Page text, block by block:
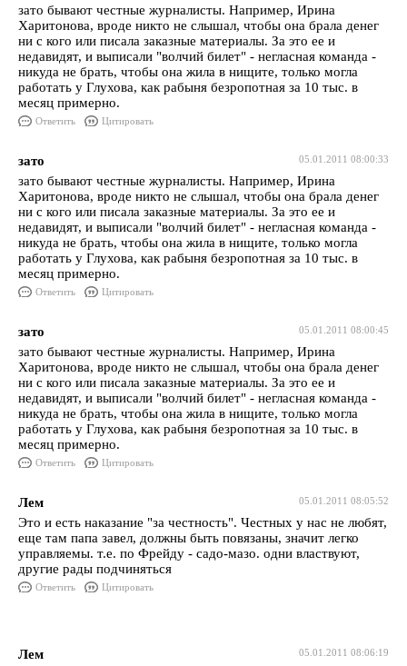
зато бывают честные журналисты. Например, Ирина
Харитонова, вроде никто не слышал, чтобы она брала денег
ни с кого или писала заказные материалы. За это ее и
недавидят, и выписали "волчий билет" - негласная команда -
никуда не брать, чтобы она жила в нищите, только могла
работать у Глухова, как рабыня безропотная за 10 тыс. в
месяц примерно.
Ответить Цитировать
05.01.2011 08:00:33
зато
зато бывают честные журналисты. Например, Ирина
Харитонова, вроде никто не слышал, чтобы она брала денег
ни с кого или писала заказные материалы. За это ее и
недавидят, и выписали "волчий билет" - негласная команда -
никуда не брать, чтобы она жила в нищите, только могла
работать у Глухова, как рабыня безропотная за 10 тыс. в
месяц примерно.
Ответить Цитировать
05.01.2011 08:00:45
зато
зато бывают честные журналисты. Например, Ирина
Харитонова, вроде никто не слышал, чтобы она брала денег
ни с кого или писала заказные материалы. За это ее и
недавидят, и выписали "волчий билет" - негласная команда -
никуда не брать, чтобы она жила в нищите, только могла
работать у Глухова, как рабыня безропотная за 10 тыс. в
месяц примерно.
Ответить Цитировать
05.01.2011 08:05:52
Лем
Это и есть наказание "за честность". Честных у нас не любят,
еще там папа завел, должны быть повязаны, значит легко
управляемы. т.е. по Фрейду - садо-мазо. одни властвуют,
другие рады подчиняться
Ответить Цитировать
05.01.2011 08:06:19
Лем